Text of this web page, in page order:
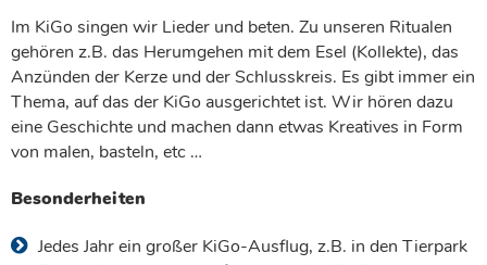
Im KiGo singen wir Lieder und beten. Zu unseren Ritualen
gehören z.B. das Herumgehen mit dem Esel (Kollekte), das
Anzünden der Kerze und der Schlusskreis. Es gibt immer ein
Thema, auf das der KiGo ausgerichtet ist. Wir hören dazu
eine Geschichte und machen dann etwas Kreatives in Form
von malen, basteln, etc …
Besonderheiten
Jedes Jahr ein großer KiGo-Ausflug, z.B. in den Tierpark